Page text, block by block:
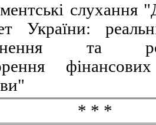
слухання
України:
та
* * *